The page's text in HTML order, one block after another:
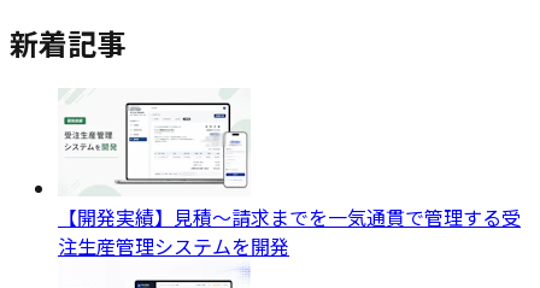
新着記事
【開発実績】見積〜請求までを一気通貫で管理する受
注生産管理システムを開発